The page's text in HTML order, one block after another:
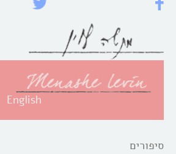
English
סיפורים